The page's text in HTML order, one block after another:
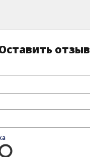
отзыв